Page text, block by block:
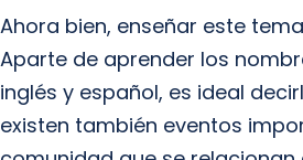
Ahora bien, enseñar este
Aparte de aprender los
inglés y español, es ideal
existen también eventos